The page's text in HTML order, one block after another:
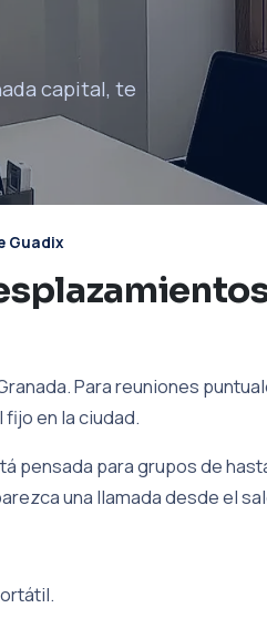
capital, te
Guadix
Para reuniones
en la ciudad.
pensada para grupos de
una llamada desde el